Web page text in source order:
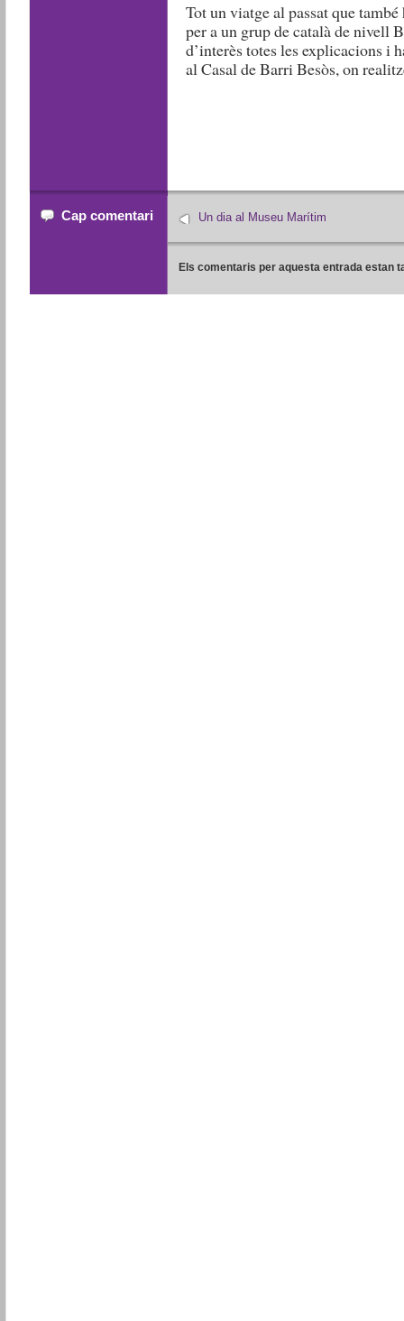
Tot un viatge al passat que
per a un grup de català de nivell
d’interès totes les explicacions i
al Casal de Barri Besòs, on
Cap comentari Un dia al Museu Marítim
Els comentaris per aquesta entrada estan